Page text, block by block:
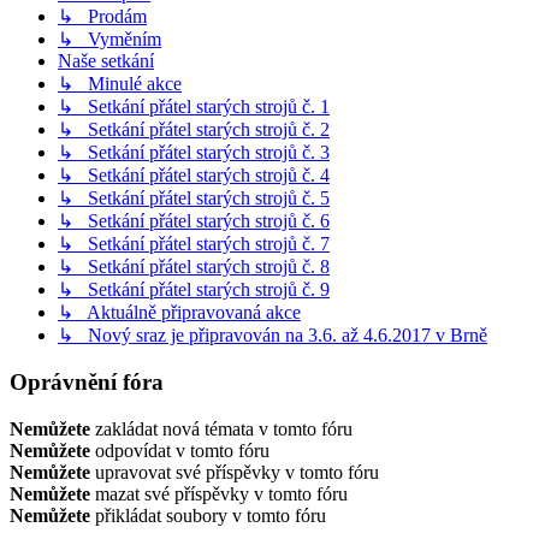
↳ Prodám
↳ Vyměním
Naše setkání
↳ Minulé akce
↳ Setkání přátel starých strojů č. 1
↳ Setkání přátel starých strojů č. 2
↳ Setkání přátel starých strojů č. 3
↳ Setkání přátel starých strojů č. 4
↳ Setkání přátel starých strojů č. 5
↳ Setkání přátel starých strojů č. 6
↳ Setkání přátel starých strojů č. 7
↳ Setkání přátel starých strojů č. 8
↳ Setkání přátel starých strojů č. 9
↳ Aktuálně připravovaná akce
↳ Nový sraz je připravován na 3.6. až 4.6.2017 v Brně
Oprávnění fóra
Nemůžete zakládat nová témata v tomto fóru
Nemůžete odpovídat v tomto fóru
Nemůžete upravovat své příspěvky v tomto fóru
Nemůžete mazat své příspěvky v tomto fóru
Nemůžete přikládat soubory v tomto fóru